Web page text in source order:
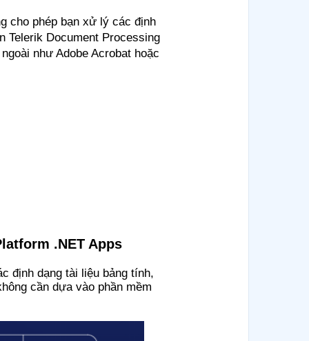
cho phép bạn xử lý các định
Telerik Document Processing
như Adobe Acrobat hoặc
.NET Apps
định dạng tài liệu bảng tính,
cần dựa vào phần mềm